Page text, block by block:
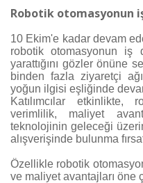
Robotik otomasyonun
10 Ekim'e kadar devam
robotik otomasyonun iş
yarattığını gözler önüne
binden fazla ziyaretçi
yoğun ilgisi eşliğinde
Katılımcılar etkinlikte,
verimlilik, maliyet
teknolojinin geleceği
alışverişinde bulunma
Özellikle robotik
ve maliyet avantajları öne